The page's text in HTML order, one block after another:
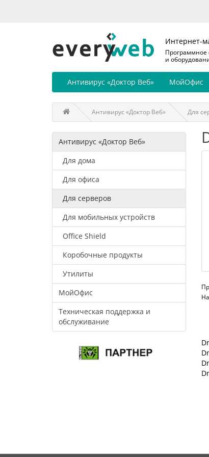
Интернет-
Программное
и
Антивирус «Доктор Веб» МойОфис
Антивирус «Доктор Веб» Для
Антивирус «Доктор Веб»
Для дома
Для офиса
Для серверов
Для мобильных устройств
Office Shield
Коробочные продукты
Утилиты
МойОфис
Техническая поддержка и
обслуживание